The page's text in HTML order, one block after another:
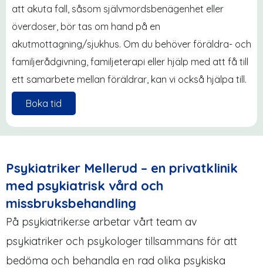
att akuta fall, såsom självmordsbenägenhet eller
överdoser, bör tas om hand på en
akutmottagning/sjukhus. Om du behöver föräldra- och
familjerådgivning, familjeterapi eller hjälp med att få till
ett samarbete mellan föräldrar, kan vi också hjälpa till.
Boka tid
Psykiatriker Mellerud – en privatklinik
med psykiatrisk vård och
missbruksbehandling
På psykiatriker.se arbetar vårt team av
psykiatriker och psykologer tillsammans för att
bedöma och behandla en rad olika psykiska